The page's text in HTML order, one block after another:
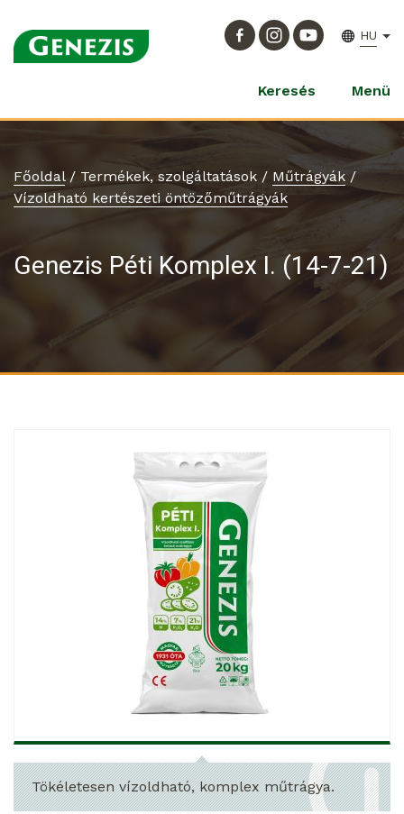
HU
Keresés Menü
Főoldal/ Termékek, szolgáltatások / Műtrágyák/
Vízoldható kertészeti öntözőműtrágyák
Genezis Péti Komplex I. (14-7-21)
Tökéletesen vízoldható, komplex műtrágya.